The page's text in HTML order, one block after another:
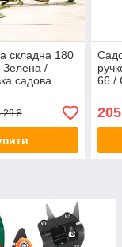
складна 180
/
садова
₴
66 /